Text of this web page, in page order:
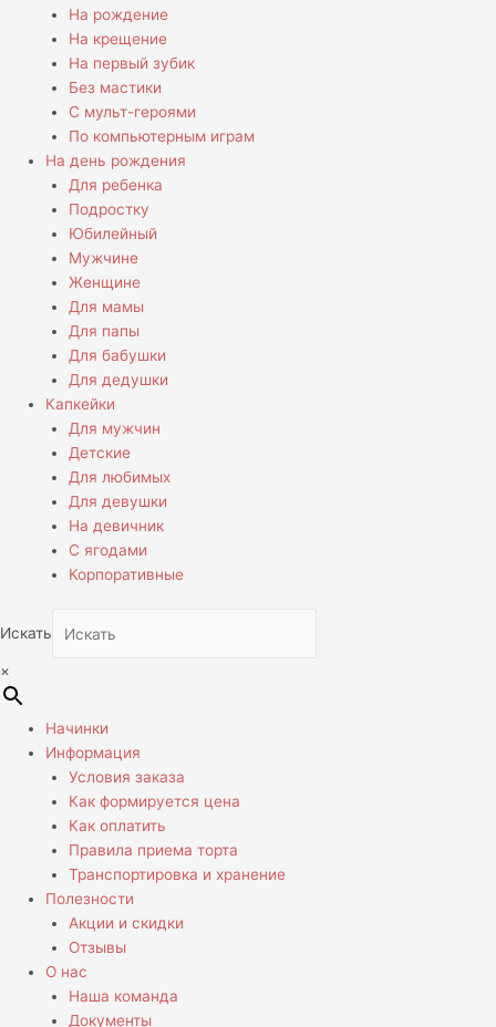
На рождение
На крещение
На первый зубик
Без мастики
С мульт-героями
По компьютерным играм
На день рождения
Для ребенка
Подростку
Юбилейный
Мужчине
Женщине
Для мамы
Для папы
Для бабушки
Для дедушки
Капкейки
Для мужчин
Детские
Для любимых
Для девушки
На девичник
С ягодами
Корпоративные
Искать
×
Начинки
Информация
Условия заказа
Как формируется цена
Как оплатить
Правила приема торта
Транспортировка и хранение
Полезности
Акции и скидки
Отзывы
О нас
Наша команда
Документы